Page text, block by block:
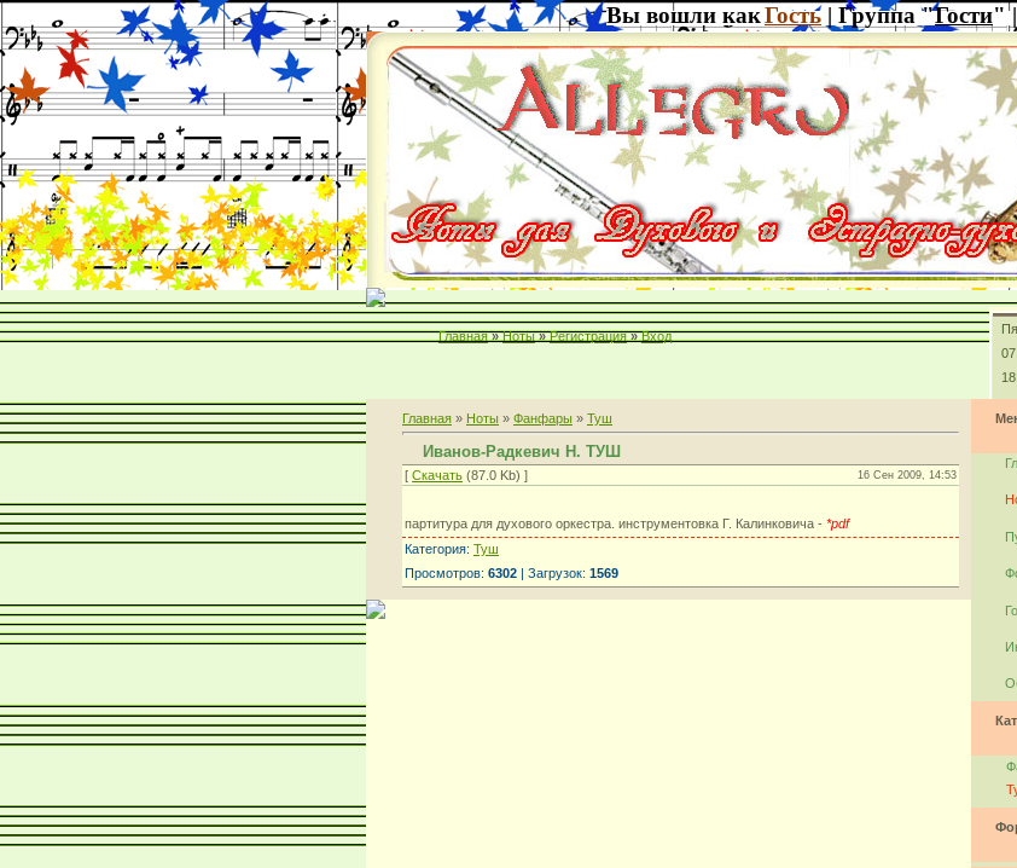
Вы вошли какГость | Группа "Гости" |
Главная » Ноты » Регистрация » Вход
Главная » Ноты » Фанфары » Туш
Иванов-Радкевич Н. ТУШ
[ Скачать (87.0 Kb) ] 16 Сен 2009, 14:53
партитура для духового оркестра. инструментовка Г. Калинковича - *pdf
Категория: Туш
Просмотров: 6302 | Загрузок: 1569